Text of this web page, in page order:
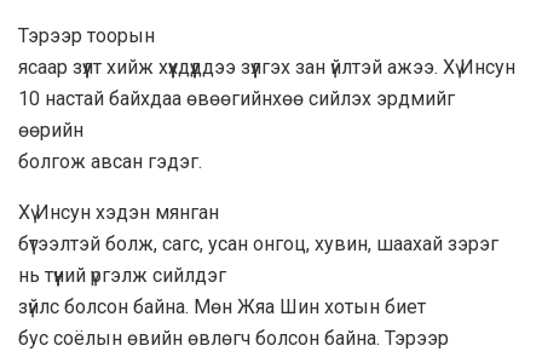
Тэрээр тоорын
ясаар зүүлт хийж хүүхдүүддээ зүүлгэх зан үйлтэй ажээ. Хү Инсун
10 настай байхдаа өвөөгийнхөө сийлэх эрдмийг
өөрийн
болгож авсан гэдэг.
Хү Инсун хэдэн мянган
бүтээлтэй болж, сагс, усан онгоц, хувин, шаахай зэрэг
нь түүний үргэлж сийлдэг
зүйлс болсон байна. Мөн Жяа Шин хотын биет
бус соёлын өвийн өвлөгч болсон байна. Тэрээр